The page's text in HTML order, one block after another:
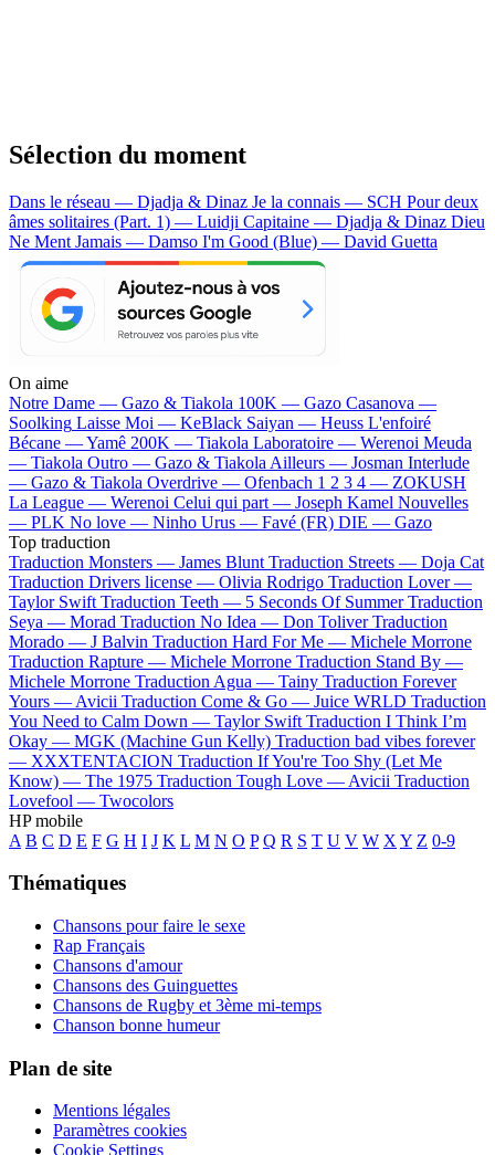
Sélection du moment
Dans le réseau — Djadja & Dinaz Je la connais — SCH Pour deux
âmes solitaires (Part. 1) — Luidji Capitaine — Djadja & Dinaz Dieu
Ne Ment Jamais — Damso I'm Good (Blue) — David Guetta
On aime
Notre Dame — Gazo & Tiakola 100K — Gazo Casanova —
Soolking Laisse Moi — KeBlack Saiyan — Heuss L'enfoiré
Bécane —Yamê 200K — Tiakola Laboratoire — Werenoi Meuda
— Tiakola Outro — Gazo & Tiakola Ailleurs — Josman Interlude
— Gazo & Tiakola Overdrive — Ofenbach 1 2 3 4 — ZOKUSH
La League — Werenoi Celui qui part — Joseph Kamel Nouvelles
— PLK No love — Ninho Urus — Favé (FR) DIE — Gazo
Top traduction
Traduction Monsters — James Blunt Traduction Streets — Doja Cat
Traduction Drivers license — Olivia Rodrigo Traduction Lover —
Taylor Swift Traduction Teeth — 5 Seconds Of Summer Traduction
Seya — Morad Traduction No Idea — Don Toliver Traduction
Morado — J Balvin Traduction Hard For Me — Michele Morrone
Traduction Rapture — Michele Morrone Traduction Stand By —
Michele Morrone Traduction Agua — Tainy Traduction Forever
Yours — Avicii Traduction Come & Go — Juice WRLD Traduction
You Need to Calm Down — Taylor Swift Traduction I Think I’m
Okay — MGK (Machine Gun Kelly) Traduction bad vibes forever
— XXXTENTACION Traduction If You're Too Shy (Let Me
Know) — The 1975 Traduction Tough Love — Avicii Traduction
Lovefool — Twocolors
HP mobile
A B C D E F G H I J K L M N O P Q R S T U V W X Y Z 0-9
Thématiques
Chansons pour faire le sexe
Rap Français
Chansons d'amour
Chansons des Guinguettes
Chansons de Rugby et 3ème mi-temps
Chanson bonne humeur
Plan de site
Mentions légales
Paramètres cookies
Cookie Settings